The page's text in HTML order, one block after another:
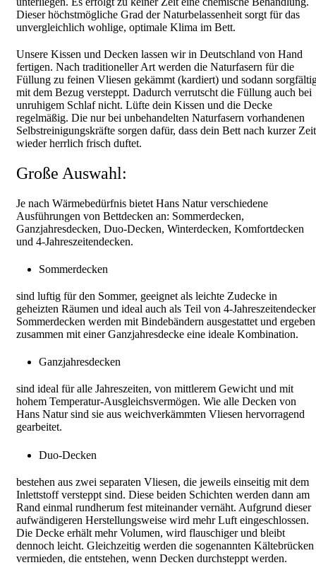
Dieser höchstmögliche Grad der Naturbelassenheit sorgt für das
unvergleichlich wohlige, optimale Klima im Bett.
Unsere Kissen und Decken lassen wir in Deutschland von Hand
fertigen. Nach traditioneller Art werden die Naturfasern für die
Füllung zu feinen Vliesen gekämmt (kardiert) und sodann
mit dem Bezug versteppt. Dadurch verrutscht die Füllung auch bei
unruhigem Schlaf nicht. Lüfte dein Kissen und die Decke
regelmäßig. Die nur bei unbehandelten Naturfasern vorhandenen
Selbstreinigungskräfte sorgen dafür, dass dein Bett nach kurzer Zeit
wieder herrlich frisch duftet.
Große Auswahl:
Je nach Wärmebedürfnis bietet Hans Natur verschiedene
Ausführungen von Bettdecken an: Sommerdecken,
Ganzjahresdecken, Duo-Decken, Winterdecken, Komfortdecken
und 4-Jahreszeitendecken.
Sommerdecken
sind luftig für den Sommer, geeignet als leichte Zudecke in
geheizten Räumen und ideal auch als Teil von 4-
Sommerdecken werden mit Bindebändern ausgestattet und ergeben
zusammen mit einer Ganzjahresdecke eine ideale Kombination.
Ganzjahresdecken
sind ideal für alle Jahreszeiten, von mittlerem Gewicht und mit
hohem Temperatur-Ausgleichsvermögen. Wie alle Decken von
Hans Natur sind sie aus weichverkämmten Vliesen hervorragend
gearbeitet.
Duo-Decken
bestehen aus zwei separaten Vliesen, die jeweils einseitig mit dem
Inlettstoff versteppt sind. Diese beiden Schichten werden dann am
Rand einmal rundherum fest miteinander vernäht. Aufgrund dieser
aufwändigeren Herstellungsweise wird mehr Luft eingeschlossen.
Die Decke erhält mehr Volumen, wird flauschiger und bleibt
dennoch leicht. Gleichzeitig werden die sogenannten Kältebrücken
vermieden, die entstehen, wenn Decken durchsteppt werden.